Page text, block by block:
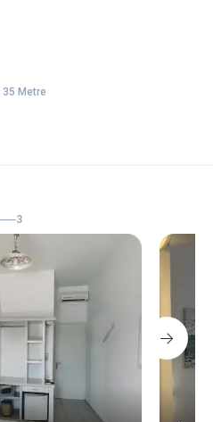
35 Metre
3